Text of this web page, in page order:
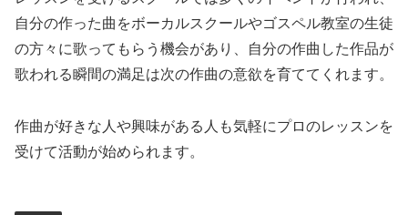
自分の作った曲をボーカルスクールやゴスペル教室の生徒
の方々に歌ってもらう機会があり、自分の作曲した作品が
歌われる瞬間の満足は次の作曲の意欲を育ててくれます。
作曲が好きな人や興味がある人も気軽にプロのレッスンを
受けて活動が始められます。